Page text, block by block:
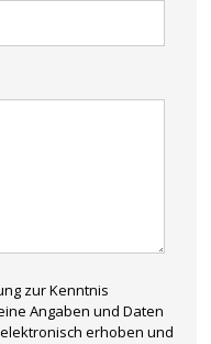
zur Kenntnis
Angaben und Daten
erhoben und